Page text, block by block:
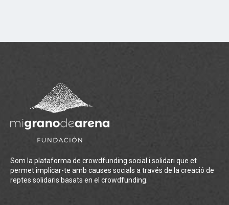
Som la plataforma de crowdfunding social i solidari que et
permet implicar-te amb causes socials a través de la creació de
reptes solidaris basats en el crowdfunding.